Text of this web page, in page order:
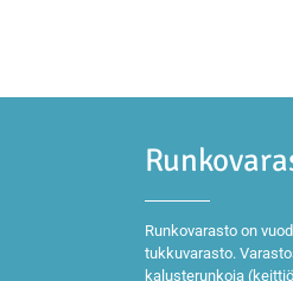
Runkovarasto on
tukkuvarasto.
kalusterunkoja